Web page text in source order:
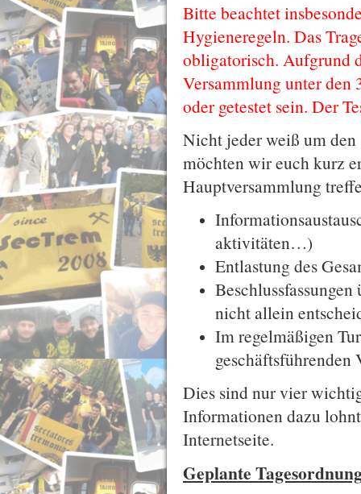
Bitte beachtet
Hygieneregeln. Das
obligatorisch. Aufgrund
Versammlung unter den
oder getestet sein. Der
Nicht jeder weiß um
möchten wir euch kurz
Hauptversammlung
aktivitäten…)
Entlastung des
nicht allein
Im regelmäßigen
geschäftsführenden
Dies sind nur vier
Informationen dazu
Internetseite.
Geplante